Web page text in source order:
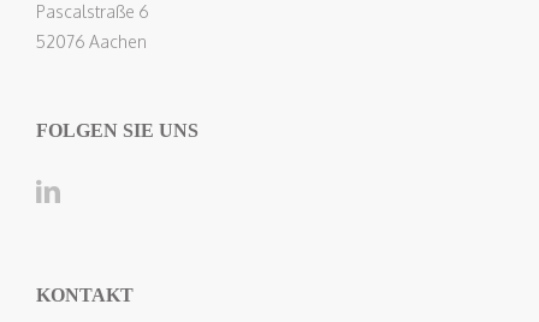
Pascalstraße 6
52076 Aachen
FOLGEN SIE UNS
KONTAKT